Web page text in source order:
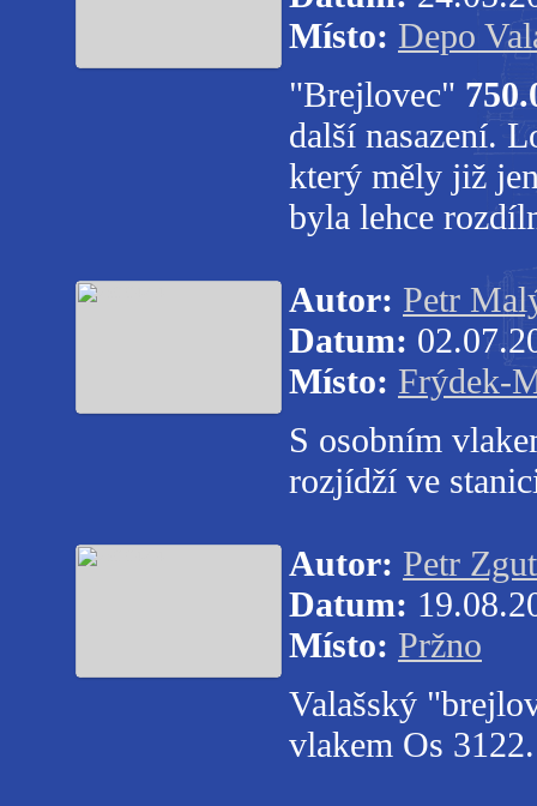
Místo: Depo
"Brejlovec"
další nasazení.
který měly již
byla lehce
Autor: Petr
Datum:
Místo: Frýdek-
S osobním
rozjídží ve
Autor: Petr Zgut
Datum:
Místo: Pržno
Valašský
vlakem Os 3122.